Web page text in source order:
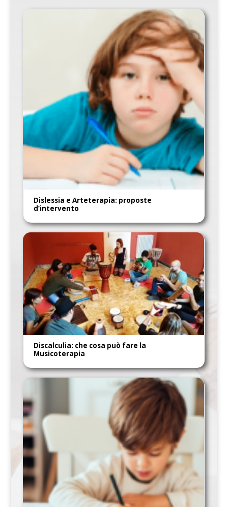
Dislessia e Arteterapia: proposte
d’intervento
Discalculia: che cosa può fare la
Musicoterapia